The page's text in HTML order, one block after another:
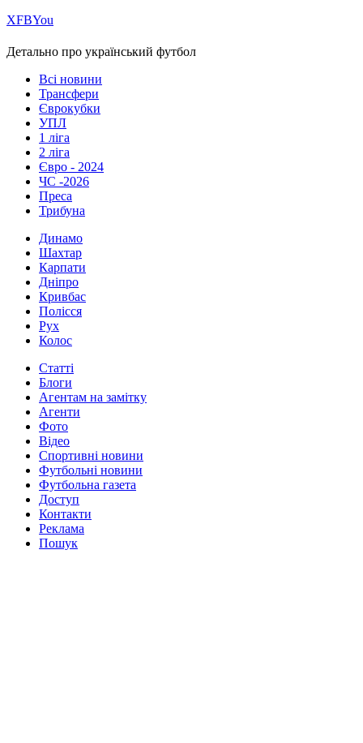
ХFBYou
Детально про український футбол
Всі новини
Трансфери
Єврокубки
УПЛ
1 ліга
2 ліга
Євро - 2024
ЧС -2026
Преса
Трибуна
Динамо
Шахтар
Карпати
Дніпро
Кривбас
Полісся
Рух
Колос
Статті
Блоги
Агентам на замітку
Агенти
Фото
Відео
Спортивні новини
Футбольні новини
Футбольна газета
Доступ
Контакти
Реклама
Пошук